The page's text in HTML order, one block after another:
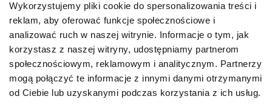
Wykorzystujemy pliki cookie do spersonalizowania treści i
reklam, aby oferować funkcje społecznościowe i
analizować ruch w naszej witrynie. Informacje o tym, jak
korzystasz z naszej witryny, udostępniamy partnerom
społecznościowym, reklamowym i analitycznym. Partnerzy
mogą połączyć te informacje z innymi danymi otrzymanymi
od Ciebie lub uzyskanymi podczas korzystania z ich usług.
Poniedziałek
09:00 - 21:00
Środa
09:00 - 21:00
Czwartek
09:00 - 21:00
Piątek
09:00 - 21:00
Sobota
09:00 - 21:00